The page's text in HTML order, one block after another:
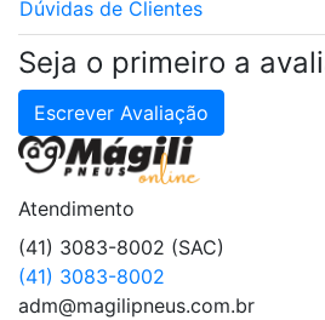
Dúvidas de Clientes
Seja o primeiro a
Escrever Avaliação
Atendimento
(41) 3083-8002 (SAC)
(41) 3083-8002
adm@magilipneus.com.br